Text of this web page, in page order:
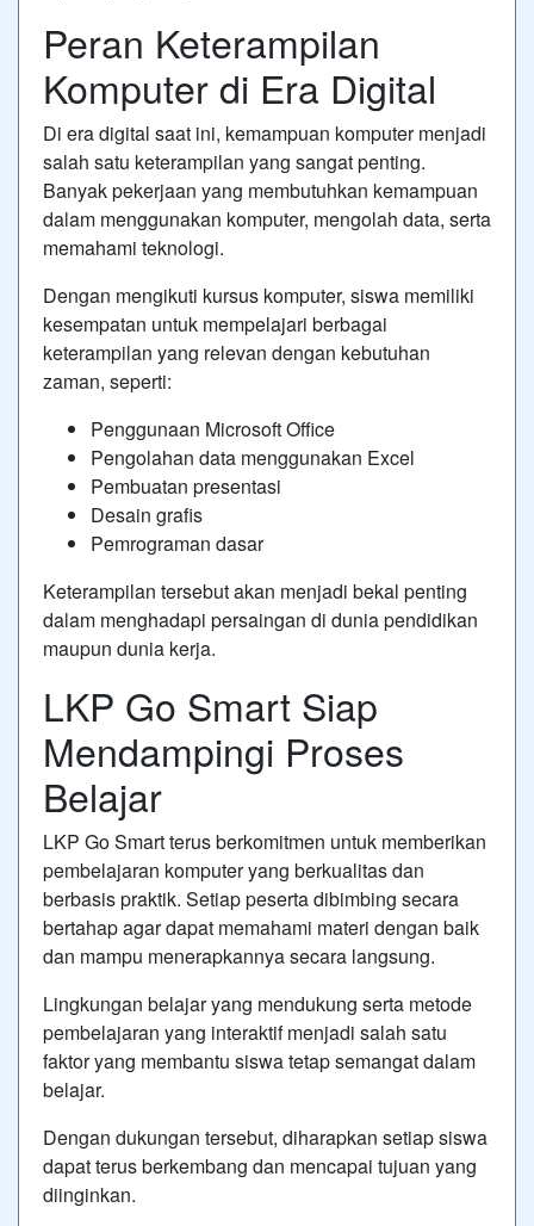
Peran Keterampilan
Komputer di Era Digital
Di era digital saat ini, kemampuan komputer menjadi
salah satu keterampilan yang sangat penting.
Banyak pekerjaan yang membutuhkan kemampuan
dalam menggunakan komputer, mengolah data, serta
memahami teknologi.
Dengan mengikuti kursus komputer, siswa memiliki
kesempatan untuk mempelajari berbagai
keterampilan yang relevan dengan kebutuhan
zaman, seperti:
Penggunaan Microsoft Office
Pengolahan data menggunakan Excel
Pembuatan presentasi
Desain grafis
Pemrograman dasar
Keterampilan tersebut akan menjadi bekal penting
dalam menghadapi persaingan di dunia pendidikan
maupun dunia kerja.
LKP Go Smart Siap
Mendampingi Proses
Belajar
LKP Go Smart terus berkomitmen untuk memberikan
pembelajaran komputer yang berkualitas dan
berbasis praktik. Setiap peserta dibimbing secara
bertahap agar dapat memahami materi dengan baik
dan mampu menerapkannya secara langsung.
Lingkungan belajar yang mendukung serta metode
pembelajaran yang interaktif menjadi salah satu
faktor yang membantu siswa tetap semangat dalam
belajar.
Dengan dukungan tersebut, diharapkan setiap siswa
dapat terus berkembang dan mencapai tujuan yang
diinginkan.